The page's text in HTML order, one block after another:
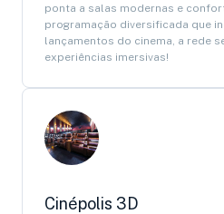
ponta a salas modernas e
programação diversificada que
lançamentos do cinema, a rede
experiências imersivas!
Cinépolis 3D